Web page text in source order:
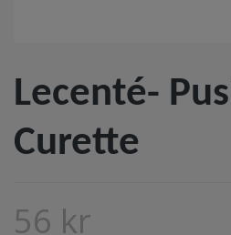
Lecenté-
Curette
56 kr